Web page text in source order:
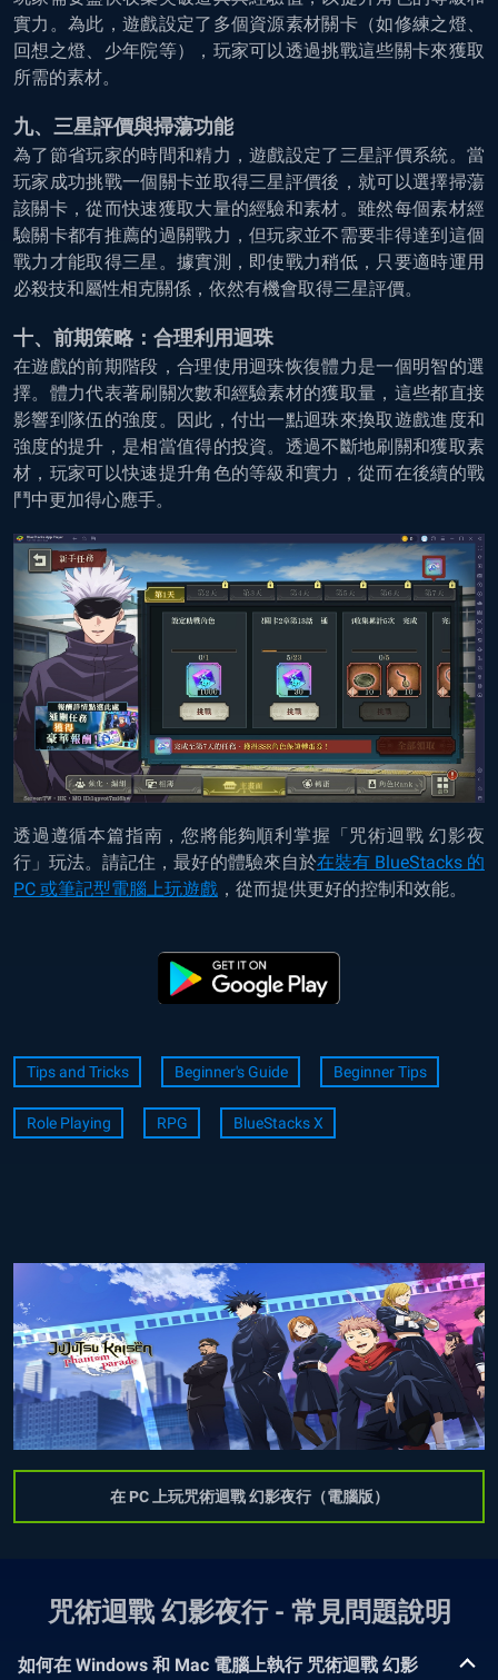
實力。為此，遊戲設定了多個資源素材關卡（如修練之燈、
回想之燈、少年院等），玩家可以透過挑戰這些關卡來獲取
所需的素材。
九、三星評價與掃蕩功能
為了節省玩家的時間和精力，遊戲設定了三星評價系統。當
玩家成功挑戰一個關卡並取得三星評價後，就可以選擇掃蕩
該關卡，從而快速獲取大量的經驗和素材。雖然每個素材經
驗關卡都有推薦的過關戰力，但玩家並不需要非得達到這個
戰力才能取得三星。據實測，即使戰力稍低，只要適時運用
必殺技和屬性相克關係，依然有機會取得三星評價。
十、前期策略：合理利用迴珠
在遊戲的前期階段，合理使用迴珠恢復體力是一個明智的選
擇。體力代表著刷關次數和經驗素材的獲取量，這些都直接
影響到隊伍的強度。因此，付出一點迴珠來換取遊戲進度和
強度的提升，是相當值得的投資。透過不斷地刷關和獲取素
材，玩家可以快速提升角色的等級和實力，從而在後續的戰
鬥中更加得心應手。
透過遵循本篇指南，您將能夠順利掌握「咒術迴戰 幻影夜
行」玩法。請記住，最好的體驗來自於在裝有 BlueStacks 的
PC 或筆記型電腦上玩遊戲 ，從而提供更好的控制和效能。
Tips and Tricks Beginner's Guide Beginner Tips
Role Playing RPG BlueStacks X
在 PC 上玩咒術迴戰 幻影夜行（電腦版）
咒術迴戰 幻影夜行 - 常見問題說明
如何在 Windows 和 Mac 電腦上執行 咒術迴戰 幻影